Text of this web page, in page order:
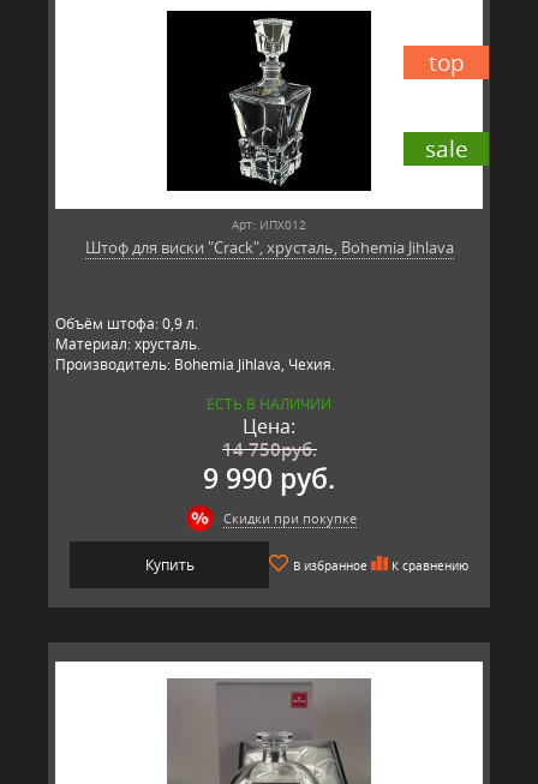
sale
top
Арт: ИПХ012
Штоф для виски "Crack", хрусталь, Bohemia Jihlava
Объём штофа: 0,9 л.
Материал: хрусталь.
Производитель: Bohemia Jihlava, Чехия.
ЕСТЬ В НАЛИЧИИ
Цена:
14 750руб.
9 990 руб.
Скидки при покупке
Купить В избранное К сравнению